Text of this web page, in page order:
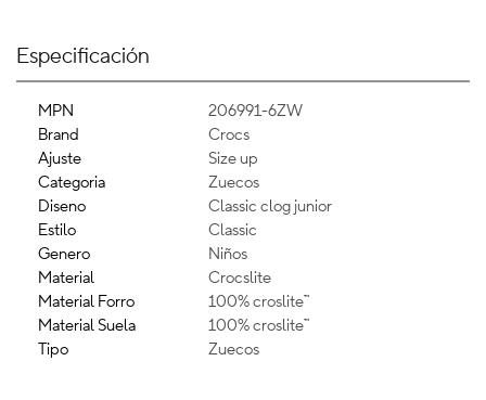
Especificación
MPN
206991-6ZW
Brand
Crocs
Ajuste
Size up
Categoria
Zuecos
Diseno
Classic clog junior
Estilo
Classic
Genero
Niños
Material
Crocslite
Material Forro
100% croslite™
Material Suela
100% croslite™
Tipo
Zuecos